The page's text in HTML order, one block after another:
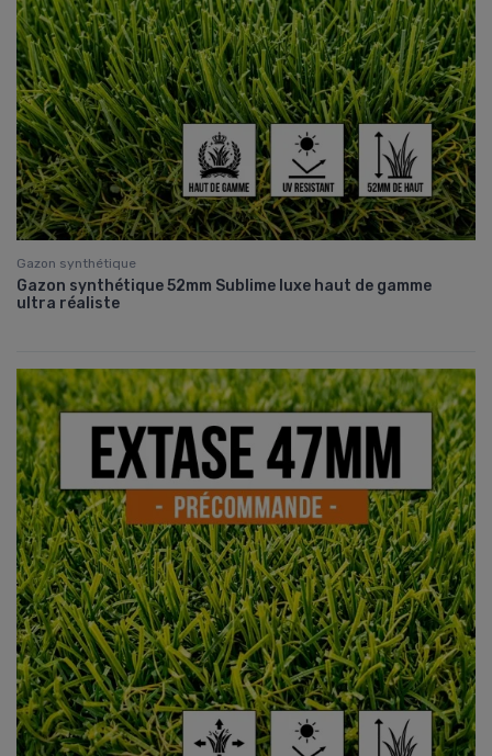
Gazon synthétique
Gazon synthétique 52mm Sublime luxe haut de gamme
ultra réaliste